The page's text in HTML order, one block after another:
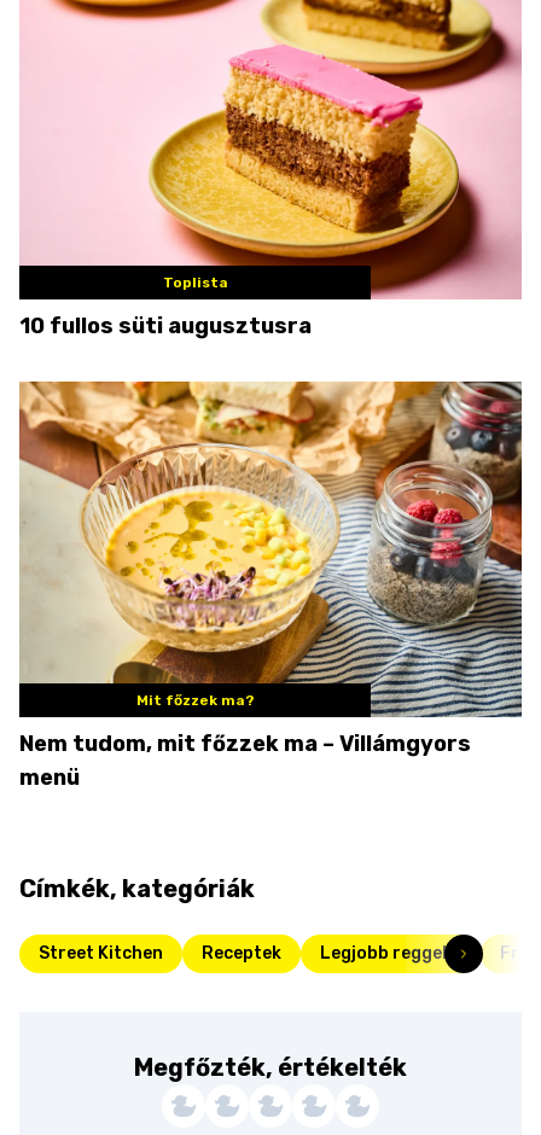
Toplista
10 fullos süti augusztusra
Mit főzzek ma?
Nem tudom, mit főzzek ma – Villámgyors
menü
Címkék, kategóriák
Street Kitchen Receptek Legjobb reggelik
Megfőzték, értékelték